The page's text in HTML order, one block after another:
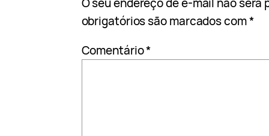
obrigatórios são marcados com*
Comentário*